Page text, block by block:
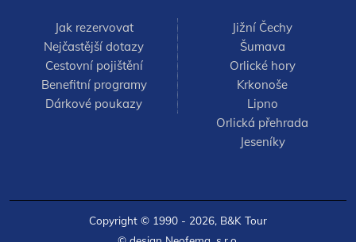
Jak rezervovat
Nejčastější dotazy
Cestovní pojištění
Benefitní programy
Dárkové poukazy
Jižní Čechy
Šumava
Orlické hory
Krkonoše
Lipno
Orlická přehrada
Jeseníky
Copyright © 1990 - 2026, B&K Tour